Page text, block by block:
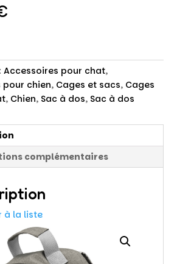
Accessoires pour chat,
pour chien, Cages et sacs, Cages
, Chien, Sac à dos, Sac à dos
complémentaires
à la liste